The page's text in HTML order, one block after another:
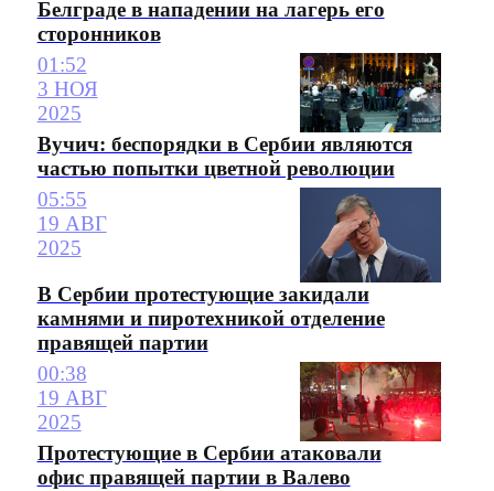
Белграде в нападении на лагерь его
сторонников
01:52
3 НОЯ
2025
Вучич: беспорядки в Сербии являются
частью попытки цветной революции
05:55
19 АВГ
2025
В Сербии протестующие закидали
камнями и пиротехникой отделение
правящей партии
00:38
19 АВГ
2025
Протестующие в Сербии атаковали
офис правящей партии в Валево